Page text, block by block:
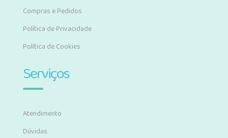
Compras e Pedidos
Política de Privacidade
Política de Cookies
Serviços
Atendimento
Dúvidas